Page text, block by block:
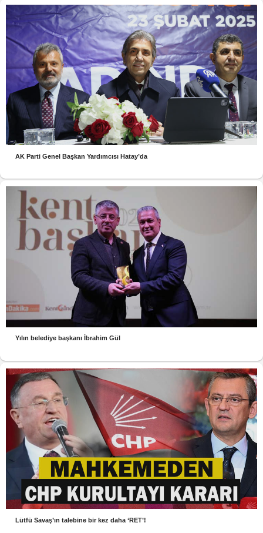
AK Parti Genel Başkan Yardımcısı Hatay’da
Yılın belediye başkanı İbrahim Gül
Lütfü Savaş’ın talebine bir kez daha ‘RET’!